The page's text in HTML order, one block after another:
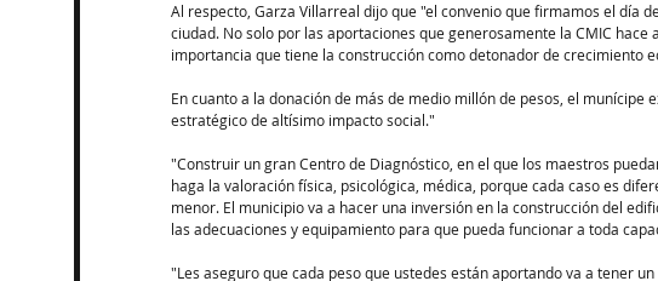
Al respecto, Garza Villarreal dijo que "el convenio que firmamos el día
ciudad. No solo por las aportaciones que generosamente la CMIC
importancia que tiene la construcción como detonador de crecimiento
En cuanto a la donación de más de medio millón de pesos, el munícipe
estratégico de altísimo impacto social."
"Construir un gran Centro de Diagnóstico, en el que los maestros
haga la valoración física, psicológica, médica, porque cada caso es
menor. El municipio va a hacer una inversión en la construcción del
las adecuaciones y equipamiento para que pueda funcionar a toda
"Les aseguro que cada peso que ustedes están aportando va a tener